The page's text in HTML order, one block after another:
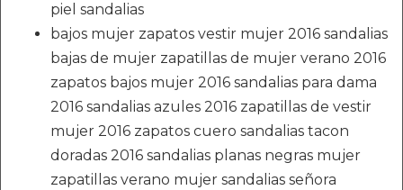
piel sandalias
bajos mujer zapatos vestir mujer 2016 sandalias
bajas de mujer zapatillas de mujer verano 2016
zapatos bajos mujer 2016 sandalias para dama
2016 sandalias azules 2016 zapatillas de vestir
mujer 2016 zapatos cuero sandalias tacon
doradas 2016 sandalias planas negras mujer
zapatillas verano mujer sandalias señora